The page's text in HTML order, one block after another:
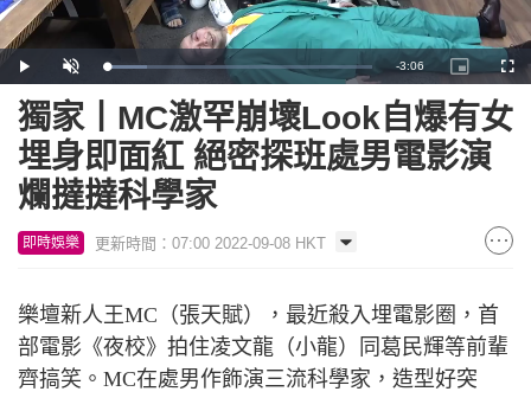
Play Unmute Loaded:
14.96%
Remaining
Time
-3:06
Picture-
in-
獨家丨MC激罕崩壞Look自爆有女
埋身即面紅 絕密探班處男電影演
爛撻撻科學家
即時娛樂 更新時間：07:00 2022-09-08 HKT
樂壇新人王MC （張天賦），最近殺入埋電影圈，首
部電影《夜校》拍住凌文龍 （小龍）
同葛民輝等前輩
齊搞笑。 MC在處男作飾演三流科學家，造型好突